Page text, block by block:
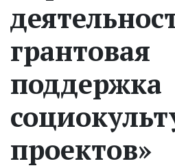
грантовая
поддержка
проектов»